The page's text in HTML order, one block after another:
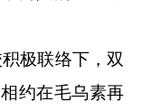
极联络下，双
约在毛乌素再